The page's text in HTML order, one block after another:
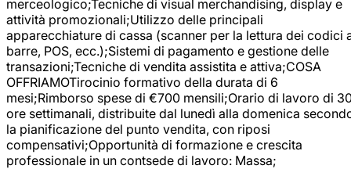
merceologico;Tecniche di visual merchandising, display e
attività promozionali;Utilizzo delle principali
apparecchiature di cassa (scanner per la lettura dei codici
barre, POS, ecc.);Sistemi di pagamento e gestione delle
transazioni;Tecniche di vendita assistita e attiva;COSA
OFFRIAMOTirocinio formativo della durata di 6
mesi;Rimborso spese di €700 mensili;Orario di lavoro di
ore settimanali, distribuite dal lunedì alla domenica
la pianificazione del punto vendita, con riposi
compensativi;Opportunità di formazione e crescita
professionale in un contsede di lavoro: Massa;